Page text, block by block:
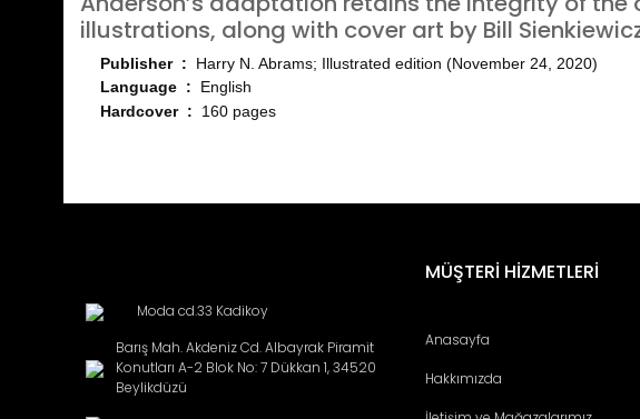
illustrations, along with cover art by Bill
Publisher ‏ : ‎ Harry N. Abrams; Illustrated edition (November 24, 2020)
Language ‏ : ‎ English
Hardcover ‏ : ‎ 160 pages
Görüş ve önerileriniz için teşekkür ederiz.
Ürün bilgilerinde hatalar bulunuyor.
Ürün fiyatı diğer sitelerden daha pahalı.
Bu ürüne benzer farklı alternatifler olmalı.
Moda cd.33 Kadikoy
Barış Mah. Akdeniz Cd. Albayrak Piramit
Konutları A-2 Blok No: 7 Dükkan 1, 34520
Beylikdüzü
MÜŞTERİ HİZMETLERİ
Anasayfa
Hakkımızda